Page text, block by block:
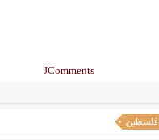
فلسطین
JComments